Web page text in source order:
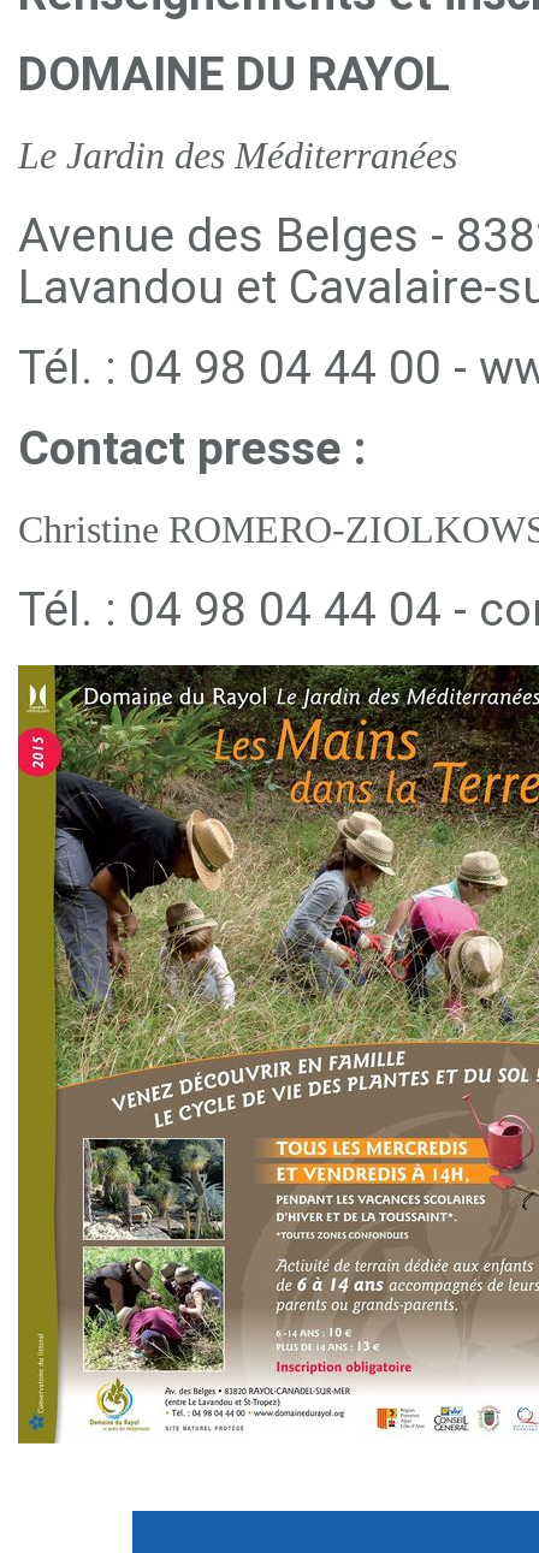
DOMAINE DU RAYOL
Le Jardin des Méditerranées
Avenue des Belges -
Lavandou et Cavalaire-
Tél. : 04 98 04 44 00 -
Contact presse :
Christine ROMERO-
Tél. : 04 98 04 44 04 -